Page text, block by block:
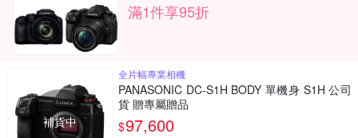
滿1件享95折
補貨中
全片幅專業相機
PANASONIC DC-S1H BODY 單機身 S1H 公司
貨 贈專屬贈品
$97,600